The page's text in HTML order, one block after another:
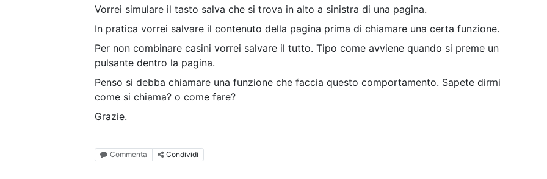
Vorrei simulare il tasto salva che si trova in alto a sinistra di una pagina.
In pratica vorrei salvare il contenuto della pagina prima di chiamare una certa funzione.
Per non combinare casini vorrei salvare il tutto. Tipo come avviene quando si preme un
pulsante dentro la pagina.
Penso si debba chiamare una funzione che faccia questo comportamento. Sapete dirmi
come si chiama? o come fare?
Grazie.
Commenta Condividi